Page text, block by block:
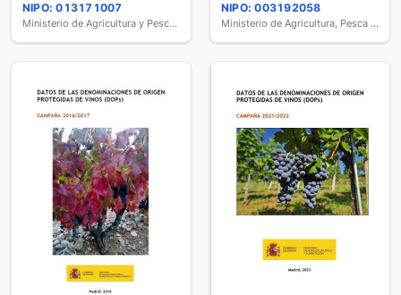
NIPO: 013171007
Ministerio de Agricultura y Pesca, Alimentación y Medio Ambiente
NIPO: 003192058
Ministerio de Agricultura, Pesca y Alimentación